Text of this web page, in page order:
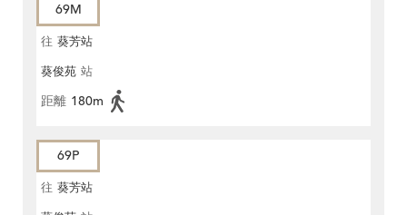
69M
往 葵芳站
葵俊苑 站
距離 180m
69P
往 葵芳站